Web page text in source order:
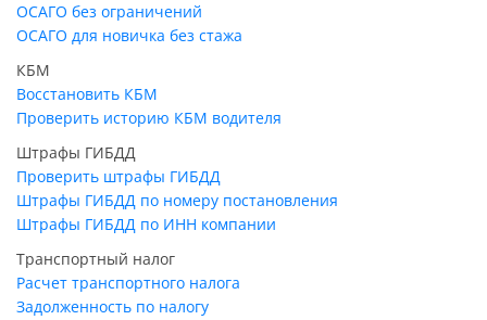
ОСАГО без ограничений
ОСАГО для новичка без стажа
КБМ
Восстановить КБМ
Проверить историю КБМ водителя
Штрафы ГИБДД
Проверить штрафы ГИБДД
Штрафы ГИБДД по номеру постановления
Штрафы ГИБДД по ИНН компании
Транспортный налог
Расчет транспортного налога
Задолженность по налогу